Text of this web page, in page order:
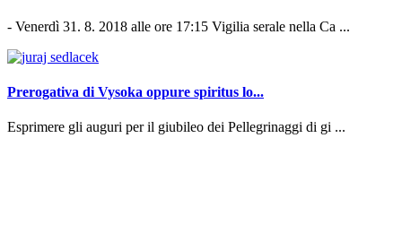
- Venerdì 31. 8. 2018 alle ore 17:15 Vigilia serale nella Ca ...
Prerogativa di Vysoka oppure spiritus lo...
Esprimere gli auguri per il giubileo dei Pellegrinaggi di gi ...